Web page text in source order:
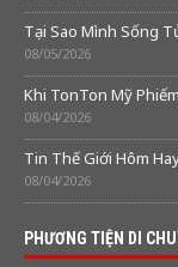
Tại Sao Mình Sống
08/05/2026
Khi TonTon Mỹ Phiếm
08/04/2026
Tin Thế Giới Hôm
08/04/2026
PHƯƠNG TIỆN DI